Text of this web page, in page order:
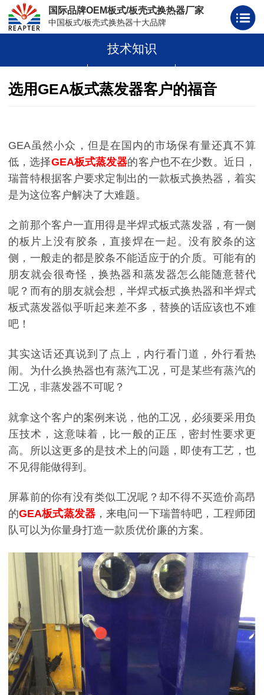
国际品牌OEM板式/板壳式换热器厂家
中国板式/板壳式换热器十大品牌
板壳式换热器
技术知识
选用GEA板式蒸发器客户的福音
GEA虽然小众，但是在国内的市场保有量还真不算
低，选择GEA板式蒸发器的客户也不在少数。近日，
瑞普特根据客户要求定制出的一款板式换热器，着实
是为这位客户解决了大难题。
之前那个客户一直用得是半焊式板式蒸发器，有一侧
的板片上没有胶条，直接焊在一起。没有胶条的这
侧，一般走的都是胶条不能适应于的介质。可能有的
朋友就会很奇怪，换热器和蒸发器怎么能随意替代
呢？而有的朋友就会想，半焊式板式换热器和半焊式
板式蒸发器似乎听起来差不多，替换的话应该也不难
吧！
其实这话还真说到了点上，内行看门道，外行看热
闹。为什么换热器也有蒸汽工况，可是某些有蒸汽的
工况，非蒸发器不可呢？
就拿这个客户的案例来说，他的工况，必须要采用负
压技术，这意味着，比一般的正压，密封性要求更
高。所以这更多的是技术上的问题，即使有工艺，也
不见得能做得到。
屏幕前的你有没有类似工况呢？却不得不买造价高昂
的GEA板式蒸发器 ，来电问一下瑞普特吧，工程师团
队可以为你量身打造一款质优价廉的方案。